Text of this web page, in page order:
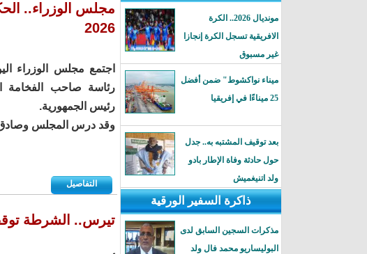
مونديال 2026.. الكرة
الافريقية تسجل الكرة إنجازا
غير مسبوق
ميناء نواكشوط" ضمن أفضل
25 ميناءًا في إفريقيا
بعد توقيف المشتبه به.. جدل
حول حادثة وفاة الإطار بادو
ولد اتنيغميش
ذاكرة السفير الورقية
مذكرات السجين السابق لدى
البوليساريو محمد فال ولد
مجلس الوزراء..
2026
رئاسة صاحب الفخامة
رئيس الجمهورية.
وقد درس المجلس وصادق
التفاصيل
تيرس.. الشرطة توقف